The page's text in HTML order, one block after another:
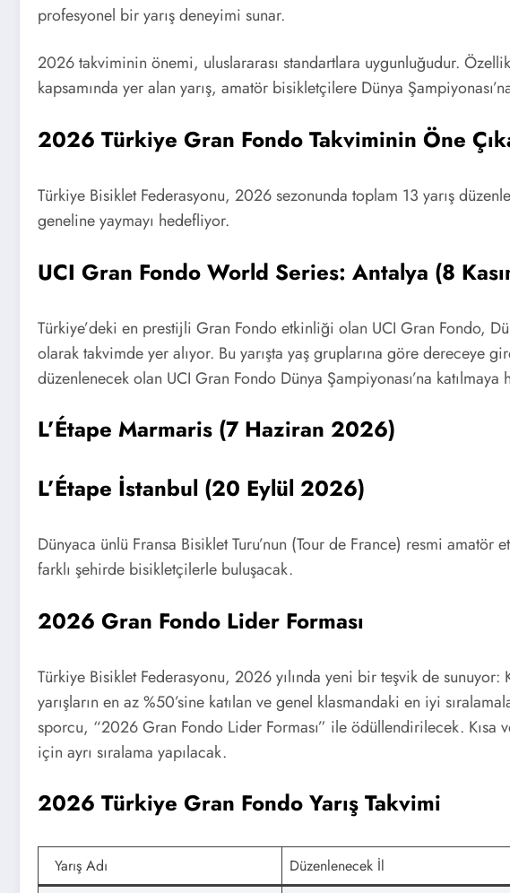
profesyonel bir yarış deneyimi sunar.
2026 takviminin önemi, uluslararası standartlara uygunluğudur.
kapsamında yer alan yarış, amatör bisikletçilere Dünya
2026 Türkiye Gran Fondo Takviminin Öne
Türkiye Bisiklet Federasyonu, 2026 sezonunda toplam 13 yarış
geneline yaymayı hedefliyor.
UCI Gran Fondo World Series: Antalya (8
Türkiye’deki en prestijli Gran Fondo etkinliği olan UCI Gran Fondo,
olarak takvimde yer alıyor. Bu yarışta yaş gruplarına göre dereceye
düzenlenecek olan UCI Gran Fondo Dünya Şampiyonası’na katılmaya
L’Étape Marmaris (7 Haziran 2026)
L’Étape İstanbul (20 Eylül 2026)
Dünyaca ünlü Fransa Bisiklet Turu’nun (Tour de France) resmi amatör
farklı şehirde bisikletçilerle buluşacak.
2026 Gran Fondo Lider Forması
Türkiye Bisiklet Federasyonu, 2026 yılında yeni bir teşvik de sunuyor:
yarışların en az %50’sine katılan ve genel klasmandaki en iyi
sporcu, “2026 Gran Fondo Lider Forması” ile ödüllendirilecek. Kısa
için ayrı sıralama yapılacak.
2026 Türkiye Gran Fondo Yarış Takvimi
Yarış Adı Düzenlenecek İl